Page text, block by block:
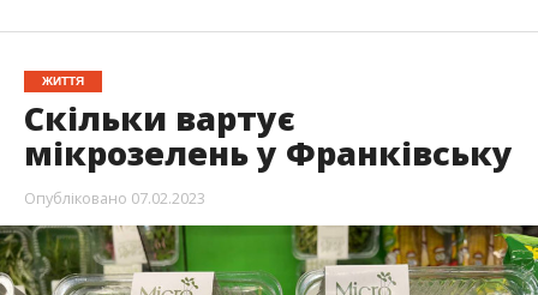
ЖИТТЯ
Скільки вартує
мікрозелень у Франківську
Опубліковано 07.02.2023